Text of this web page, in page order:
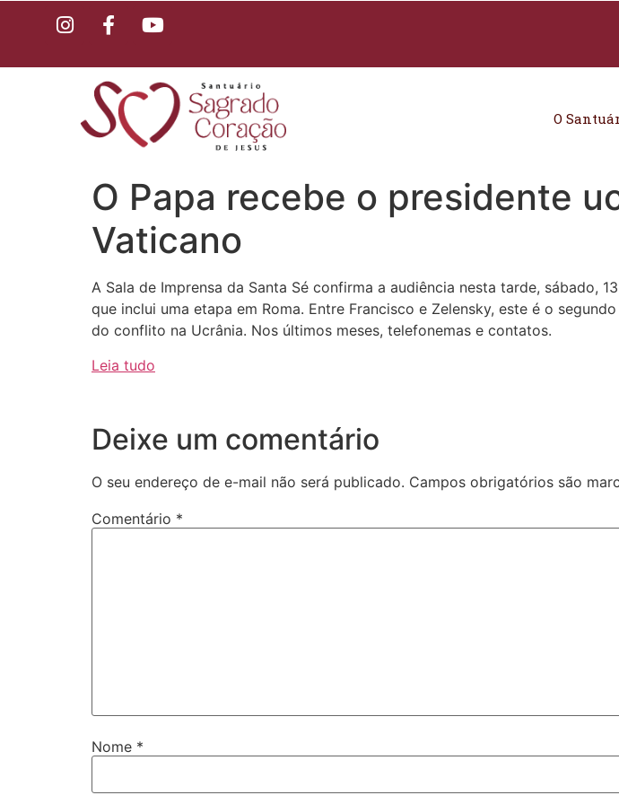
O
O Papa recebe o presidente
Vaticano
A Sala de Imprensa da Santa Sé confirma a audiência nesta tarde, sábado,
que inclui uma etapa em Roma. Entre Francisco e Zelensky, este é o
do conflito na Ucrânia. Nos últimos meses, telefonemas e contatos.
Leia tudo
Deixe um comentário
O seu endereço de e-mail não será publicado. Campos obrigatórios são
Comentário *
Nome *